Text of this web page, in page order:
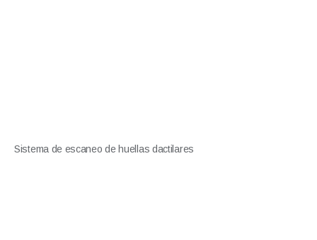
Sistema de escaneo de huellas dactilares